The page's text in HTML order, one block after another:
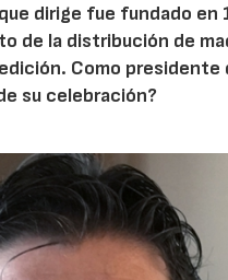
dirige fue fundado en
de la distribución de
Como
su celebración?